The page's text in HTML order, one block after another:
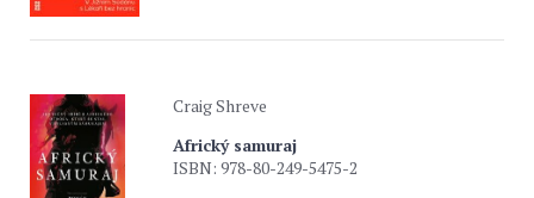
Craig Shreve
Africký samuraj
ISBN: 978-80-249-5475-2